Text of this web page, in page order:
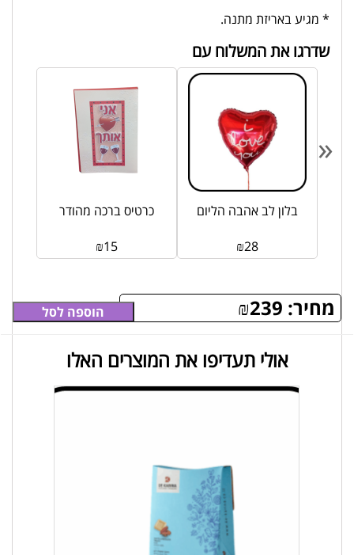
* מגיע באריזת מתנה.
מחיר: ₪239 הוספה לסל
שדרגו את המשלוח עם
כרטיס ברכה מהודר
₪15
בלון לב אהבה הליום
₪28
«
אולי תעדיפו את המוצרים האלו